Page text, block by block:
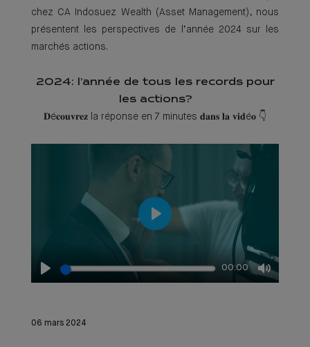
chez CA Indosuez Wealth (Asset Management), nous
présentent les perspectives de l’année 2024 sur les
marchés actions.
2024 : l’année de tous les records pour
les actions ?
𝐃é𝐜𝐨𝐮𝐯𝐫𝐞𝐳 la réponse en 7 minutes 𝐝𝐚𝐧𝐬 𝐥𝐚 𝐯𝐢𝐝é𝐨 👇
Play
00:00
Mute
Play
06 mars 2024